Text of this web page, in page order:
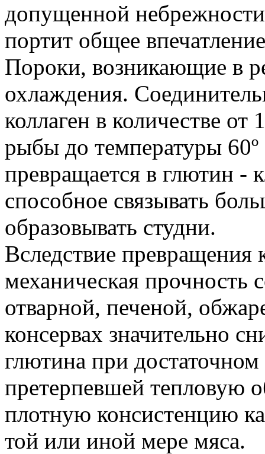
допущенной
портит общее
Пороки, возникающие в
охлаждения.
коллаген в количестве
рыбы до температуры
превращается в глютин -
способное связывать
образовывать студни.
Вследствие превращения
механическая прочность
отварной, печеной,
консервах значительно
глютина при
претерпевшей тепловую
плотную консистенцию
той или иной мере мяса.